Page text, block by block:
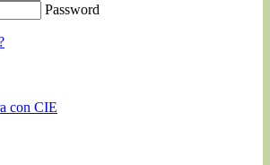
Password
con CIE